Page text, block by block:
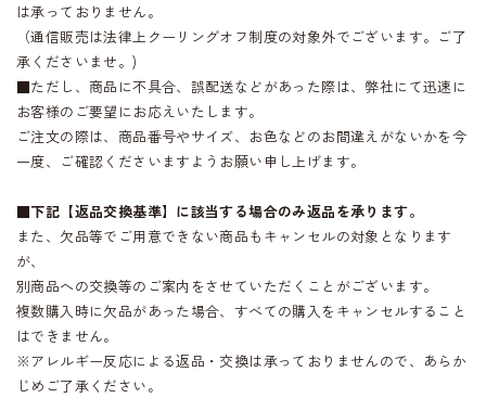
は承っておりません。
（通信販売は法律上クーリングオフ制度の対象外でございます。ご了
承くださいませ。)
■ただし、商品に不具合、誤配送などがあった際は、弊社にて迅速に
お客様のご要望にお応えいたします。
ご注文の際は、商品番号やサイズ、お色などのお間違えがないかを今
一度、ご確認くださいますようお願い申し上げます。
■下記【返品交換基準】に該当する場合のみ返品を承ります。
また、欠品等でご用意できない商品もキャンセルの対象となります
が、
別商品への交換等のご案内をさせていただくことがございます。
複数購入時に欠品があった場合、すべての購入をキャンセルすること
はできません。
※アレルギー反応による返品・交換は承っておりませんので、あらか
じめご了承ください。